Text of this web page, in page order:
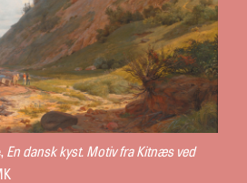
En dansk kyst. Motiv fra Kitnæs ved